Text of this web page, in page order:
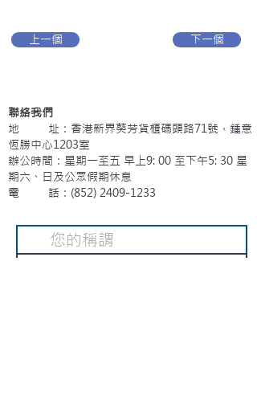
上一個 下一個
聯絡我們
地 址：香港新界葵芳貨櫃碼頭路71號，鍾意
恆勝中心1203室
辦公時間：星期一至五 早上9: 00 至下午5: 30 星
期六、日及公眾假期休息
電 話：(852) 2409-1233